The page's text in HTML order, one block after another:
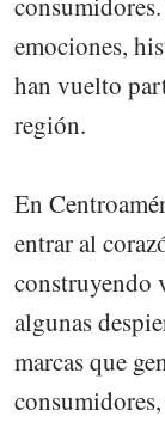
emociones,
han vuelto
región.
En
entrar al
construyendo
algunas
marcas que